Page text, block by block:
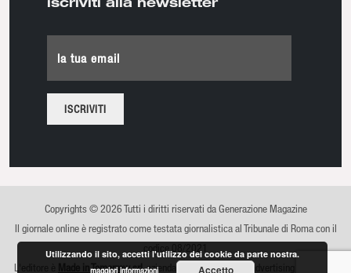
la tua email
Copyrights © 2026 Tutti i diritti riservati da Generazione Magazine
Il giornale online è registrato come testata giornalistica al Tribunale di Roma con il
L'editore è
Made in Tomorrow srl, azienda di comunicazione, advertising e sviluppo
Utilizzando il sito, accetti l'utilizzo dei cookie da parte nostra.
maggiori informazioni Accetto